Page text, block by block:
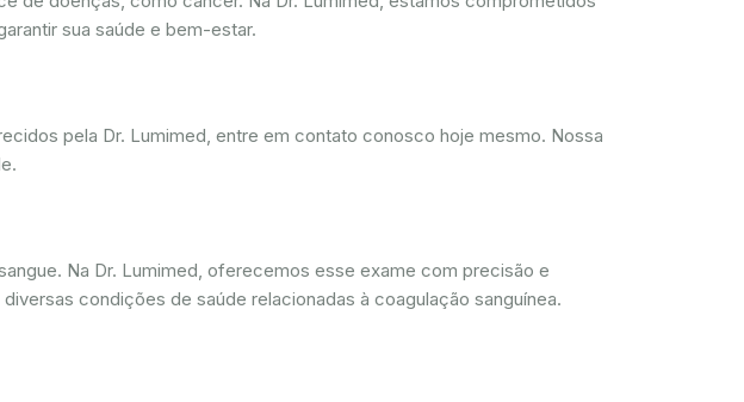
sua saúde e bem-estar.
pela Dr. Lumimed, entre em contato conosco hoje mesmo. Nossa
Na Dr. Lumimed, oferecemos esse exame com precisão e
condições de saúde relacionadas à coagulação sanguínea.